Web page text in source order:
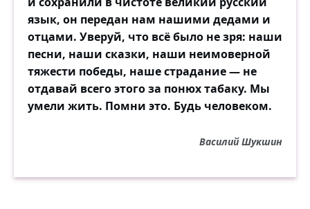
язык, он передан нам нашими дедами и
отцами. Уверуй, что всё было не зря: наши
песни, наши сказки, наши неимоверной
тяжести победы, наше страдание — не
отдавай всего этого за понюх табаку. Мы
умели жить. Помни это. Будь человеком.
Василий Шукшин